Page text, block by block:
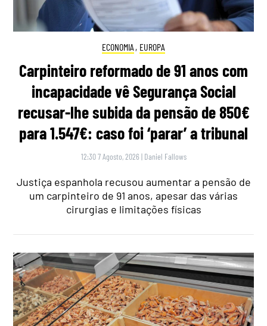
ECONOMIA , EUROPA
Carpinteiro reformado de 91 anos com
incapacidade vê Segurança Social
recusar-lhe subida da pensão de 850€
para 1.547€: caso foi ‘parar’ a tribunal
12:30 7 Agosto, 2026 | Daniel Fallows
Justiça espanhola recusou aumentar a pensão de
um carpinteiro de 91 anos, apesar das várias
cirurgias e limitações físicas